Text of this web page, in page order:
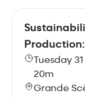
Tuesday
20m
Grande